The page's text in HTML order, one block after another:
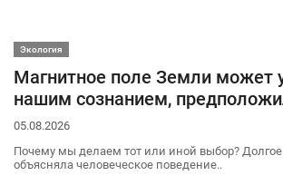
Экология
Магнитное поле Земли может
нашим сознанием,
05.08.2026
Почему мы делаем тот или иной выбор? Долгое
объясняла человеческое поведение..